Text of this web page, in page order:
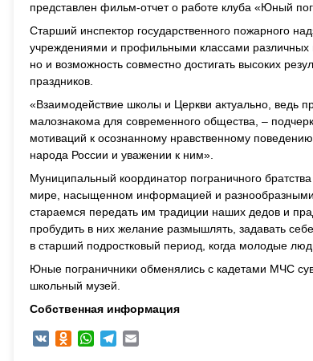
представлен фильм-отчет о работе клуба «Юный
Старший инспектор государственного пожарного
учреждениями и профильными классами различных
но и возможность совместно достигать высоких
праздников.
«Взаимодействие школы и Церкви актуально, ведь
малознакома для современного общества, –
мотиваций к осознанному нравственному
народа России и уважении к ним».
Муниципальный координатор пограничного
мире, насыщенном информацией и
стараемся передать им традиции наших дедов и
пробудить в них желание размышлять, задавать
в старший подростковый период, когда молодые
Юные пограничники обменялись с кадетами МЧС
школьный музей.
Собственная информация
VK Odnoklassniki
WhatsAppTelegram